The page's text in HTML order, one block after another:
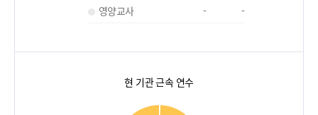
영양교사
- -
현 기관 근속 연수